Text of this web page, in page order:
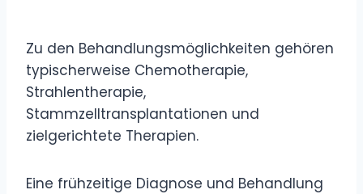
Zu den Behandlungsmöglichkeiten gehören
typischerweise Chemotherapie,
Strahlentherapie,
Stammzelltransplantationen und
zielgerichtete Therapien.
Eine frühzeitige Diagnose und Behandlung